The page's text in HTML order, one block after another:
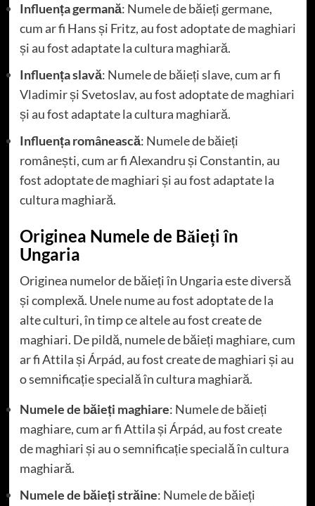
Influența germană: Numele de băieți germane,
cum ar fi Hans și Fritz, au fost adoptate de maghiari
și au fost adaptate la cultura maghiară.
Influența slavă: Numele de băieți slave, cum ar fi
Vladimir și Svetoslav, au fost adoptate de maghiari
și au fost adaptate la cultura maghiară.
Influența românească: Numele de băieți
românești, cum ar fi Alexandru și Constantin, au
fost adoptate de maghiari și au fost adaptate la
cultura maghiară.
Originea Numele de Băieți în
Ungaria
Originea numelor de băieți în Ungaria este diversă
și complexă. Unele nume au fost adoptate de la
alte culturi, în timp ce altele au fost create de
maghiari. De pildă, numele de băieți maghiare, cum
ar fi Attila și Árpád, au fost create de maghiari și au
o semnificație specială în cultura maghiară.
Numele de băieți maghiare: Numele de băieți
maghiare, cum ar fi Attila și Árpád, au fost create
de maghiari și au o semnificație specială în cultura
maghiară.
Numele de băieți străine: Numele de băieți